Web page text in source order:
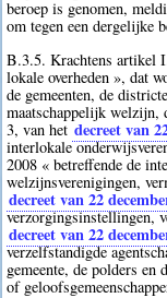
beroep is genomen,
om tegen een dergelijke
B.3.5. Krachtens artikel
lokale overheden », dat
de gemeenten, de
maatschappelijk welzijn,
3, van het decreet van
interlokale
2008 « betreffende de
welzijnsverenigingen,
decreet van 22
verzorgingsinstellingen,
decreet van 22
verzelfstandigde
gemeente, de polders en
of